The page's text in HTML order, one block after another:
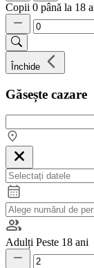
Copii 0 până la 18
Închide
Găsește cazare
Adulți Peste 18 ani